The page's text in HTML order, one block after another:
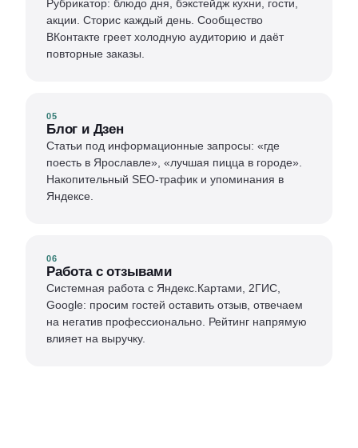
Рубрикатор: блюдо дня, бэкстейдж кухни, гости,
акции. Сторис каждый день. Сообщество
ВКонтакте греет холодную аудиторию и даёт
повторные заказы.
05
Блог и Дзен
Статьи под информационные запросы: «где
поесть в Ярославле», «лучшая пицца в городе».
Накопительный SEO-трафик и упоминания в
Яндексе.
06
Работа с отзывами
Системная работа с Яндекс.Картами, 2ГИС,
Google: просим гостей оставить отзыв, отвечаем
на негатив профессионально. Рейтинг напрямую
влияет на выручку.